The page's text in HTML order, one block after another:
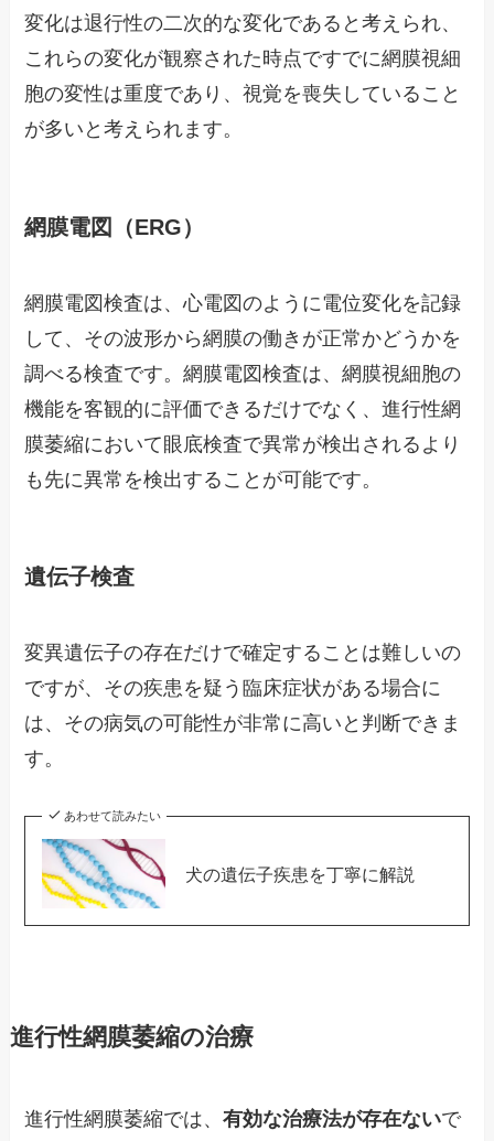
変化は退行性の二次的な変化であると考えられ、
これらの変化が観察された時点ですでに網膜視細
胞の変性は重度であり、視覚を喪失していること
が多いと考えられます。
網膜電図（ERG）
網膜電図検査は、心電図のように電位変化を記録
して、その波形から網膜の働きが正常かどうかを
調べる検査です。網膜電図検査は、網膜視細胞の
機能を客観的に評価できるだけでなく、進行性網
膜萎縮において眼底検査で異常が検出されるより
も先に異常を検出することが可能です。
遺伝子検査
変異遺伝子の存在だけで確定することは難しいの
ですが、その疾患を疑う臨床症状がある場合に
は、その病気の可能性が非常に高いと判断できま
す。
あわせて読みたい
犬の遺伝子疾患を丁寧に解説
進行性網膜萎縮の治療
進行性網膜萎縮では、有効な治療法が存在ないで